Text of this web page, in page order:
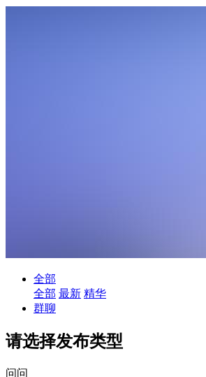
全部
全部 最新 精华
群聊
请选择发布类型
问问